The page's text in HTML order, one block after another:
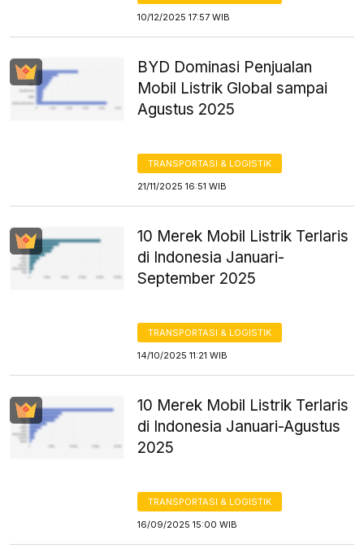
10/12/2025 17:57 WIB
BYD Dominasi Penjualan
Mobil Listrik Global sampai
Agustus 2025
TRANSPORTASI & LOGISTIK
21/11/2025 16:51 WIB
10 Merek Mobil Listrik Terlaris
di Indonesia Januari-
September 2025
TRANSPORTASI & LOGISTIK
14/10/2025 11:21 WIB
10 Merek Mobil Listrik Terlaris
di Indonesia Januari-Agustus
2025
TRANSPORTASI & LOGISTIK
16/09/2025 15:00 WIB